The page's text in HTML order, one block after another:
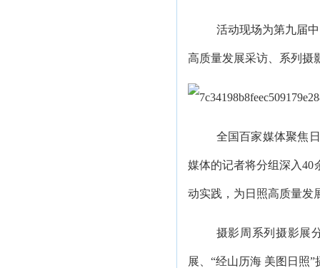
活动现场为第九届
高质量发展采访、系列摄
全国百家媒体聚焦
媒体的记者将分组深入
动实践，为日照高质量发
摄影周系列摄影展
展、“经山历海 美图日照